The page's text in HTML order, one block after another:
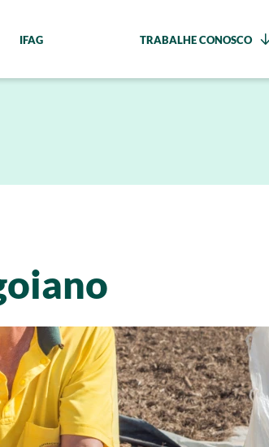
IFAG TRABALHE CONOSCO